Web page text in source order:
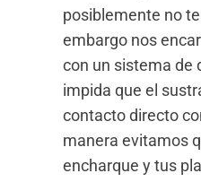
posiblemente no
embargo nos
con un sistema de
impida que el
contacto directo
manera evitamos
encharque y tus